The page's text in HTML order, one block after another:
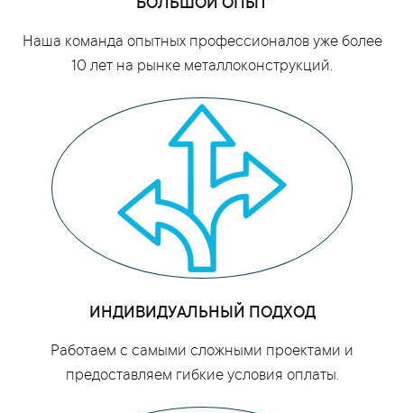
БОЛЬШОЙ ОПЫТ
Наша команда опытных профессионалов уже более
10 лет на рынке металлоконструкций.
ИНДИВИДУАЛЬНЫЙ ПОДХОД
Работаем с самыми сложными проектами и
предоставляем гибкие условия оплаты.